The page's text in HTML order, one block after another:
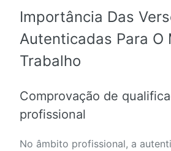
Importância Das
Autenticadas Para O
Trabalho
Comprovação de
profissional
No âmbito profissional, a